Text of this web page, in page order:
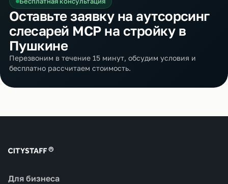
Оставьте заявку на аутсорсинг
слесарей МСР на стройку в
Пушкине
Перезвоним в течение 15 минут, обсудим условия и
бесплатно рассчитаем стоимость.
Для бизнеса